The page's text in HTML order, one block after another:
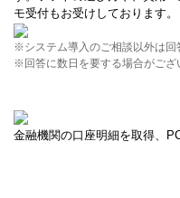
モ受付もお受けしております。
※システム導入のご相談以外は回
※回答に数日を要する場合がござ
金融機関の口座明細を取得、